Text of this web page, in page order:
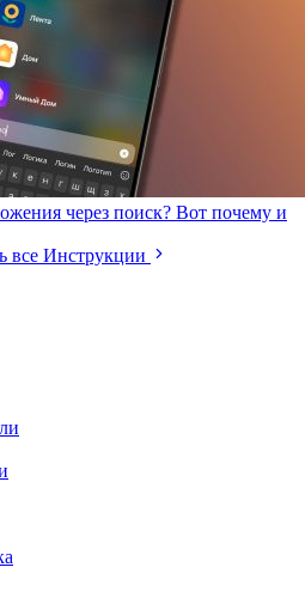
через поиск? Вот почему и
все Инструкции